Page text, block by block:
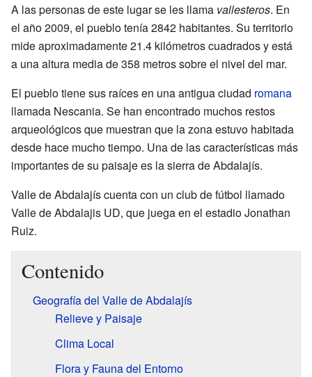
A las personas de este lugar se les llama vallesteros. En
el año 2009, el pueblo tenía 2842 habitantes. Su territorio
mide aproximadamente 21.4 kilómetros cuadrados y está
a una altura media de 358 metros sobre el nivel del mar.
El pueblo tiene sus raíces en una antigua ciudad romana
llamada Nescania. Se han encontrado muchos restos
arqueológicos que muestran que la zona estuvo habitada
desde hace mucho tiempo. Una de las características más
importantes de su paisaje es la sierra de Abdalajís.
Valle de Abdalajís cuenta con un club de fútbol llamado
Valle de Abdalajis UD, que juega en el estadio Jonathan
Ruiz.
Contenido
Geografía del Valle de Abdalajís
Relieve y Paisaje
Clima Local
Flora y Fauna del Entorno